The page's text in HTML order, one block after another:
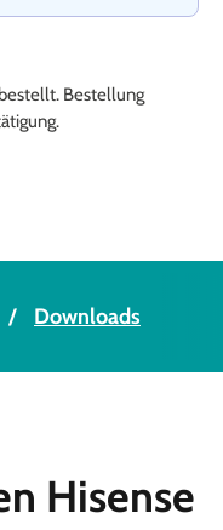
Bestellung
Downloads
Hisense